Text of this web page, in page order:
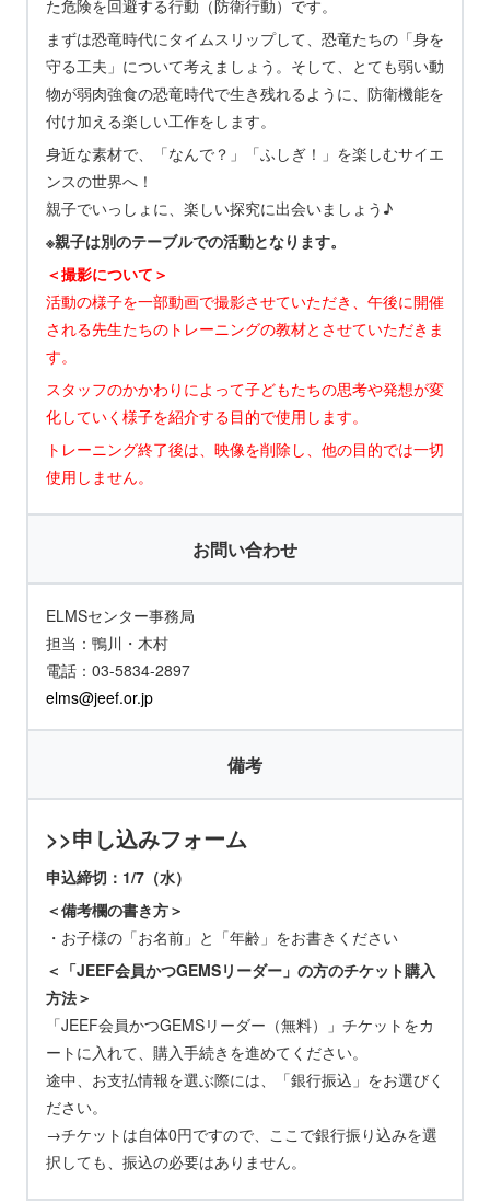
た危険を回避する行動（防衛行動）です。
まずは恐竜時代にタイムスリップして、恐竜たちの「身を
守る工夫」について考えましょう。そして、とても弱い動
物が弱肉強食の恐竜時代で生き残れるように、防衛機能を
付け加える楽しい工作をします。
身近な素材で、「なんで？」「ふしぎ！」を楽しむサイエ
ンスの世界へ！
親子でいっしょに、楽しい探究に出会いましょう♪
※親子は別のテーブルでの活動となります。
＜撮影について＞
活動の様子を一部動画で撮影させていただき、午後に開催
される先生たちのトレーニングの教材とさせていただきま
す。
スタッフのかかわりによって子どもたちの思考や発想が変
化していく様子を紹介する目的で使用します。
トレーニング終了後は、映像を削除し、他の目的では一切
使用しません。
お問い合わせ
ELMSセンター事務局
担当：鴨川・木村
電話：03-5834-2897
elms@jeef.or.jp
備考
>>申し込みフォーム
申込締切：1/7（水）
＜備考欄の書き方＞
・お子様の「お名前」と「年齢」をお書きください
＜「JEEF会員かつGEMSリーダー」の方のチケット購入
方法＞
「JEEF会員かつGEMSリーダー（無料）」チケットをカ
ートに入れて、購入手続きを進めてください。
途中、お支払情報を選ぶ際には、「銀行振込」をお選びく
ださい。
→チケットは自体0円ですので、ここで銀行振り込みを選
択しても、振込の必要はありません。